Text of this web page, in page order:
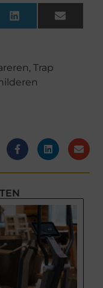
LinkedInEmail
,Trap